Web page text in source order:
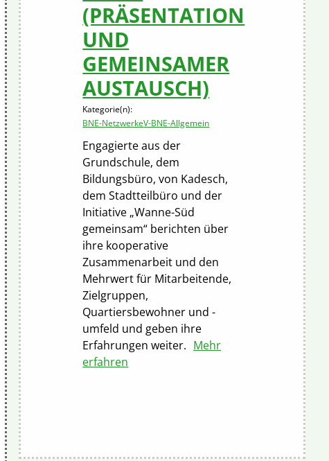
(PRÄSENTATION
UND
GEMEINSAMER
AUSTAUSCH)
Kategorie(n):
BNE-NetzwerkeV-BNE-Allgemein
Engagierte aus der
Grundschule, dem
Bildungsbüro, von Kadesch,
dem Stadtteilbüro und der
Initiative „Wanne-Süd
gemeinsam“ berichten über
ihre kooperative
Zusammenarbeit und den
Mehrwert für Mitarbeitende,
Zielgruppen,
Quartiersbewohner und -
umfeld und geben ihre
Erfahrungen weiter. Mehr
erfahren